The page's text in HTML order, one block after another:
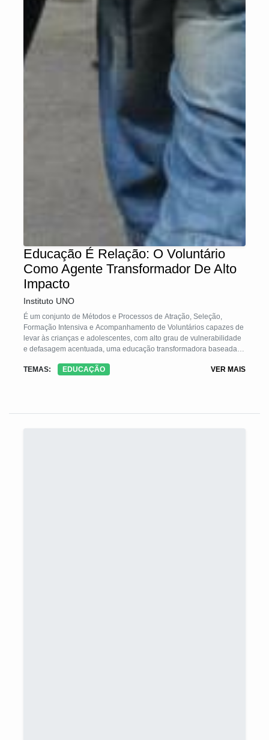
Educação É Relação: O Voluntário
Como Agente Transformador De Alto
Impacto
Instituto UNO
É um conjunto de Métodos e Processos de Atração, Seleção,
Formação Intensiva e Acompanhamento de Voluntários capazes de
levar às crianças e adolescentes, com alto grau de vulnerabilidade
e defasagem acentuada, uma educação transformadora baseada
fortalecimento de vínculos. A TS prepara esses Educadores
resultados evidentes e mensuráveis por meio de índices de
TEMAS: EDUCAÇÃO VER MAIS